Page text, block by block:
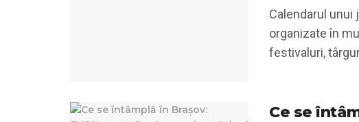
Calendarul
organizate în
festivaluri,
Ce se